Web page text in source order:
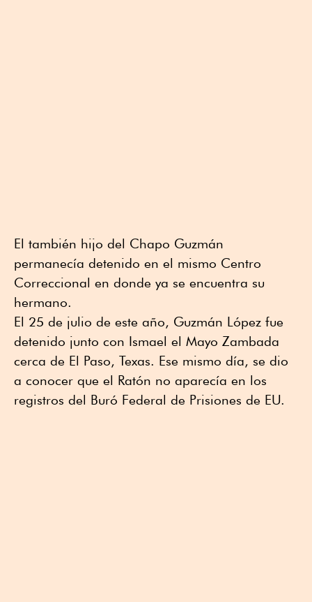
El también hijo del Chapo Guzmán
permanecía detenido en el mismo Centro
Correccional en donde ya se encuentra su
hermano.
El 25 de julio de este año, Guzmán López fue
detenido junto con Ismael el Mayo Zambada
cerca de El Paso, Texas. Ese mismo día, se dio
a conocer que el Ratón no aparecía en los
registros del Buró Federal de Prisiones de EU.